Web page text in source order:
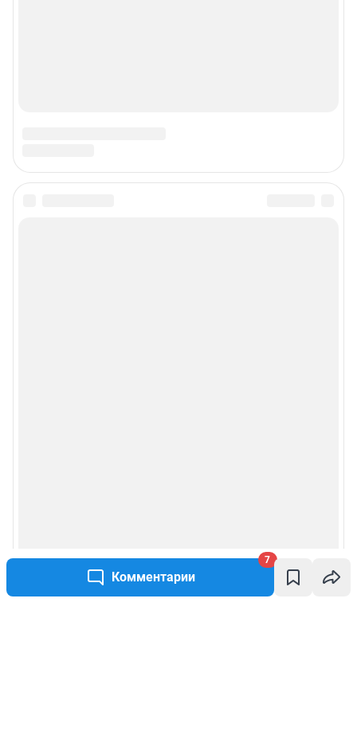
Комментарии
7